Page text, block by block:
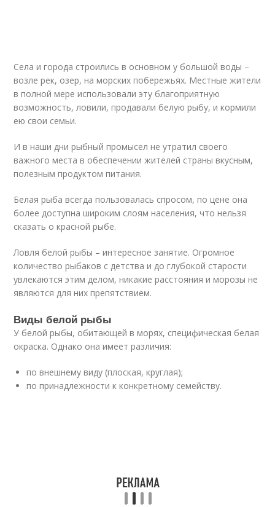
Села и города строились в основном у большой воды –
возле рек, озер, на морских побережьях. Местные жители
в полной мере использовали эту благоприятную
возможность, ловили, продавали белую рыбу, и кормили
ею свои семьи.
И в наши дни рыбный промысел не утратил своего
важного места в обеспечении жителей страны вкусным,
полезным продуктом питания.
Белая рыба всегда пользовалась спросом, по цене она
более доступна широким слоям населения, что нельзя
сказать о красной рыбе.
Ловля белой рыбы – интересное занятие. Огромное
количество рыбаков с детства и до глубокой старости
увлекаются этим делом, никакие расстояния и морозы не
являются для них препятствием.
Виды белой рыбы
У белой рыбы, обитающей в морях, специфическая белая
окраска. Однако она имеет различия:
по внешнему виду (плоская, круглая);
по принадлежности к конкретному семейству.